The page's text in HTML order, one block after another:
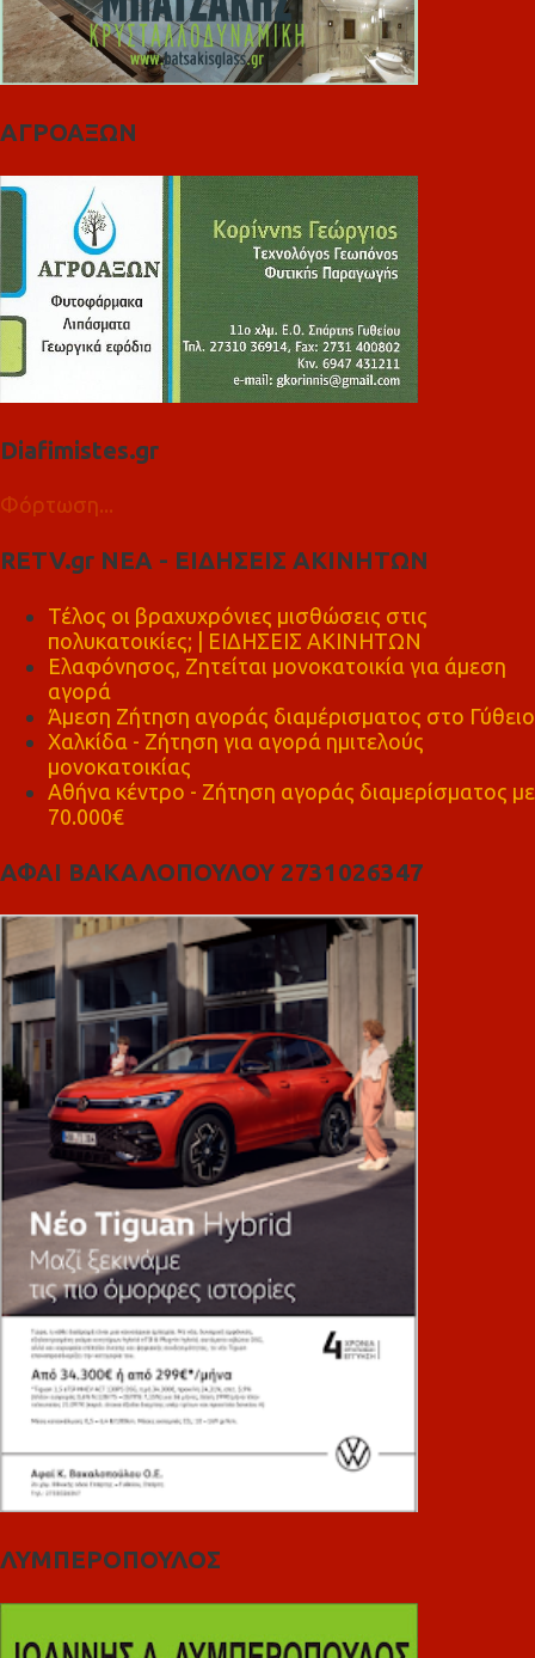
ΑΓΡΟΑΞΩΝ
Diafimistes.gr
Φόρτωση...
RETV.gr ΝΕΑ - ΕΙΔΗΣΕΙΣ ΑΚΙΝΗΤΩΝ
Τέλος οι βραχυχρόνιες μισθώσεις στις
πολυκατοικίες; | ΕΙΔΗΣΕΙΣ ΑΚΙΝΗΤΩΝ
Ελαφόνησος, Ζητείται μονοκατοικία για άμεση
αγορά
Άμεση Ζήτηση αγοράς διαμέρισματος στο Γύθειο
Χαλκίδα - Ζήτηση για αγορά ημιτελούς
μονοκατοικίας
Αθήνα κέντρο - Ζήτηση αγοράς διαμερίσματος με
70.000€
ΑΦΑΙ ΒΑΚΑΛΟΠΟΥΛΟΥ 2731026347
ΛΥΜΠΕΡΟΠΟΥΛΟΣ